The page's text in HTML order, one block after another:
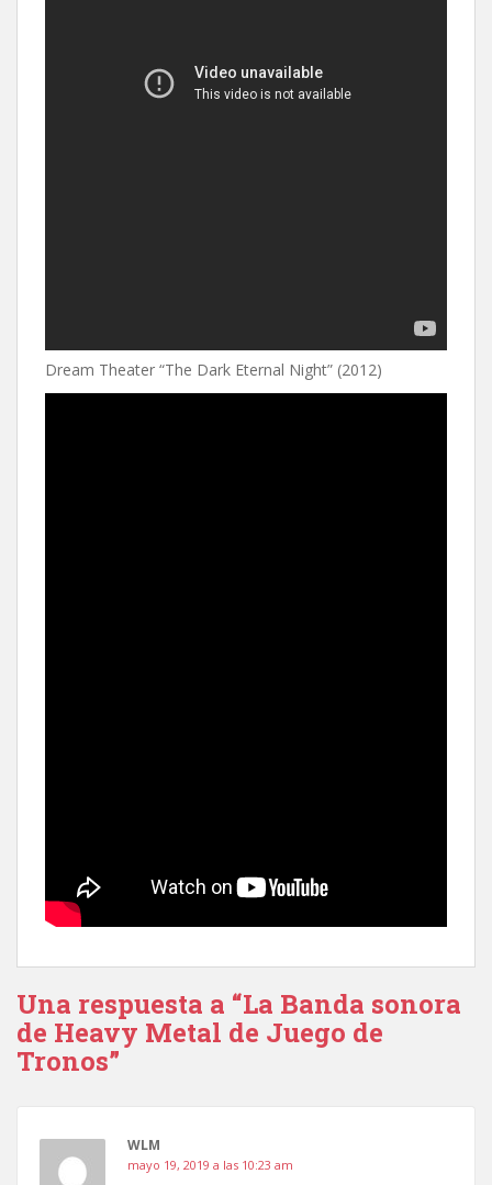
Dream Theater “The Dark Eternal Night” (2012)
Una respuesta a “La Banda sonora
de Heavy Metal de Juego de
Tronos”
WLM
mayo 19, 2019 a las 10:23 am